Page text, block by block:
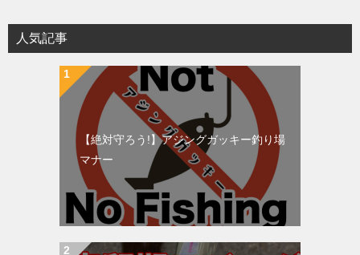
人気記事
【絶対守ろう!】アジングガッキー釣り場
マナー